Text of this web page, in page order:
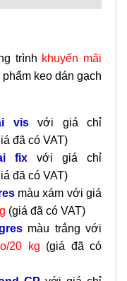
trình khuyến mãi
keo dán gạch
visvới giá chỉ
đã có VAT)
fix với giá chỉ
đã có VAT)
smàu xám với giá
(giá đã có VAT)
s màu trắng với
20 kg (giá đã có